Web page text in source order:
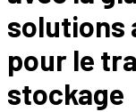
solutions
pour le
stockage